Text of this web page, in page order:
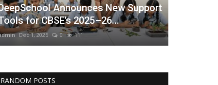
Announces New Support
for CBSE’s 2025–26...
Dec 1, 2025 0 111
RANDOM POSTS